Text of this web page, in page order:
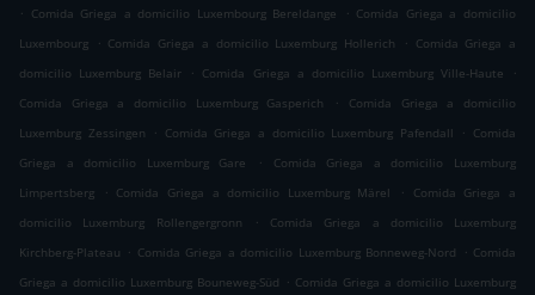
. Comida Griega a domicilio Luxembourg Bereldange . Comida Griega a domicilio
Luxembourg
. Comida Griega a domicilio Luxemburg Hollerich . Comida Griega a
domicilio Luxemburg Belair
. Comida Griega a domicilio Luxemburg Ville-Haute
.
Comida Griega a domicilio Luxemburg Gasperich
.
Comida Griega a domicilio
Luxemburg Zessingen
. Comida Griega a domicilio Luxemburg Pafendall . Comida
Griega a domicilio Luxemburg Gare
.
Comida Griega a domicilio Luxemburg
Limpertsberg
. Comida Griega a domicilio Luxemburg Märel .
Comida Griega a
domicilio Luxemburg Rollengergronn
.
Comida Griega a domicilio Luxemburg
Kirchberg-Plateau . Comida Griega a domicilio Luxemburg Bonneweg-Nord . Comida
Griega a domicilio Luxemburg Bouneweg-Süd . Comida Griega a domicilio Luxemburg